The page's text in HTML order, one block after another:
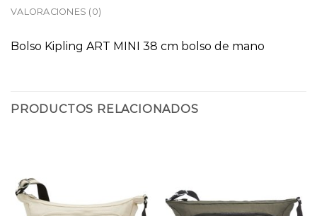
VALORACIONES (0)
Bolso Kipling ART MINI 38 cm bolso de mano
PRODUCTOS RELACIONADOS